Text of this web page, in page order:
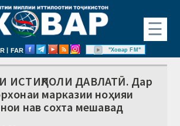
☰
| FAR "Ховар FM"
ИСТИҚЛОЛИ ДАВЛАТӢ. Дар
марказии ноҳияи
нав сохта мешавад